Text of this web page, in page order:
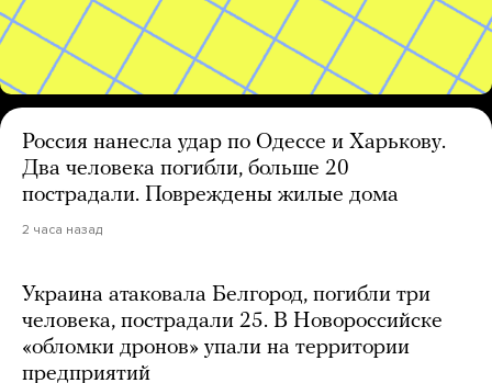
Россия нанесла удар по Одессе и Харькову.
Два человека погибли, больше 20
пострадали. Повреждены жилые дома
2 часа назад
Украина атаковала Белгород, погибли три
человека, пострадали 25. В Новороссийске
«обломки дронов» упали на территории
предприятий